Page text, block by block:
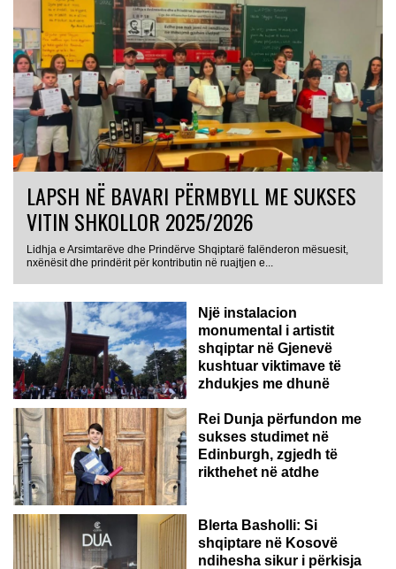
LAPSH NË BAVARI PËRMBYLL ME SUKSES
VITIN SHKOLLOR 2025/2026
Lidhja e Arsimtarëve dhe Prindërve Shqiptarë falënderon mësuesit,
nxënësit dhe prindërit për kontributin në ruajtjen e...
Një instalacion
monumental i artistit
shqiptar në Gjenevë
kushtuar viktimave të
zhdukjes me dhunë
Rei Dunja përfundon me
sukses studimet në
Edinburgh, zgjedh të
rikthehet në atdhe
Blerta Basholli: Si
shqiptare në Kosovë
ndihesha sikur i përkisja